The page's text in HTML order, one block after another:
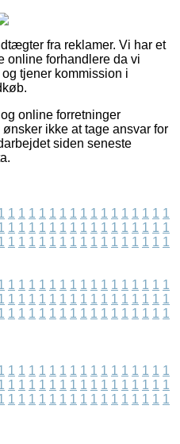
fra reklamer. Vi har et
online forhandlere da vi
tjener kommission i
online forretninger
ikke at tage ansvar for
siden seneste
1 1 1 1 1 1 1 1 1 1 1 1 1 1 1 1
1 1 1 1 1 1 1 1 1 1 1 1 1 1 1 1
1 1 1 1 1 1 1 1 1 1 1 1 1 1 1 1
1 1 1 1 1 1 1 1 1 1 1 1 1 1 1 1
1 1 1 1 1 1 1 1 1 1 1 1 1 1 1 1
1 1 1 1 1 1 1 1 1 1 1 1 1 1 1 1
1 1 1 1 1 1 1 1 1 1 1 1 1 1 1 1
1 1 1 1 1 1 1 1 1 1 1 1 1 1 1 1
1 1 1 1 1 1 1 1 1 1 1 1 1 1 1 1